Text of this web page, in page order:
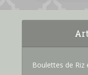
Boulettes de Riz